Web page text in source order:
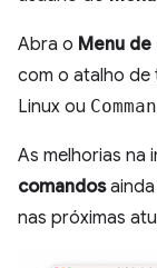
Abra o Menu
com o atalho de
Linux ou
As melhorias na
comandosainda
nas próximas